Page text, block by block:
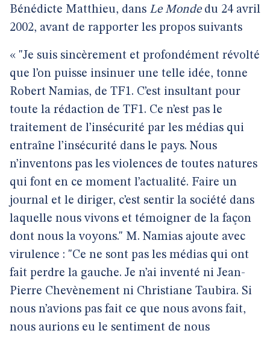
Bénédicte Matthieu, dans Le Mondedu 24 avril
2002, avant de rapporter les propos suivants
« "Je suis sincèrement et profondément révolté
que l’on puisse insinuer une telle idée, tonne
Robert Namias, de TF1. C’est insultant pour
toute la rédaction de TF1. Ce n’est pas le
traitement de l’insécurité par les médias qui
entraîne l’insécurité dans le pays. Nous
n’inventons pas les violences de toutes natures
qui font en ce moment l’actualité. Faire un
journal et le diriger, c’est sentir la société dans
laquelle nous vivons et témoigner de la façon
dont nous la voyons." M. Namias ajoute avec
virulence : "Ce ne sont pas les médias qui ont
fait perdre la gauche. Je n’ai inventé ni Jean-
Pierre Chevènement ni Christiane Taubira. Si
nous n’avions pas fait ce que nous avons fait,
nous aurions eu le sentiment de nous